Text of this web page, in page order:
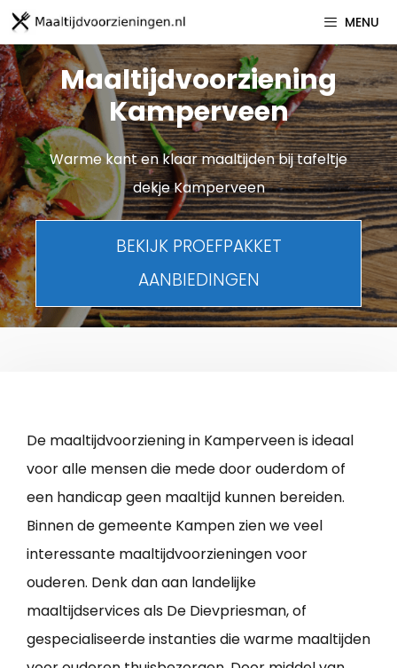
Spring
naar
inhoud
MENU
Maaltijdvoorziening
Kamperveen
Warme kant en klaar maaltijden bij tafeltje
dekje Kamperveen
BEKIJK PROEFPAKKET
AANBIEDINGEN
De maaltijdvoorziening in Kamperveen is ideaal
voor alle mensen die mede door ouderdom of
een handicap geen maaltijd kunnen bereiden.
Binnen de gemeente Kampen zien we veel
interessante maaltijdvoorzieningen voor
ouderen. Denk dan aan landelijke
maaltijdservices als De Dievpriesman, of
gespecialiseerde instanties die warme maaltijden